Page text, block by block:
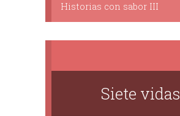
Historias con sabor III
Siete vidas